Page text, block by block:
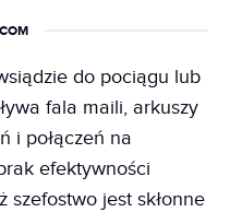
do pociągu lub
fala maili, arkuszy
i połączeń na
efektywności
szefostwo jest skłonne